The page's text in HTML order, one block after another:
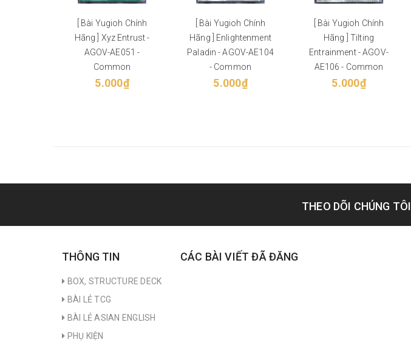
[ Bài Yugioh Chính
Hãng ] Xyz Entrust -
AGOV-AE051 -
Common
5.000₫
[ Bài Yugioh Chính
Hãng ] Enlightenment
Paladin - AGOV-AE104
- Common
5.000₫
[ Bài Yugioh Chính
Hãng ] Tilting
Entrainment - AGOV-
AE106 - Common
5.000₫
THEO DÕI CHÚNG TÔI
THÔNG TIN
BOX, STRUCTURE DECK
BÀI LẺ TCG
BÀI LẺ ASIAN ENGLISH
PHỤ KIỆN
CÁC BÀI VIẾT ĐÃ ĐĂNG